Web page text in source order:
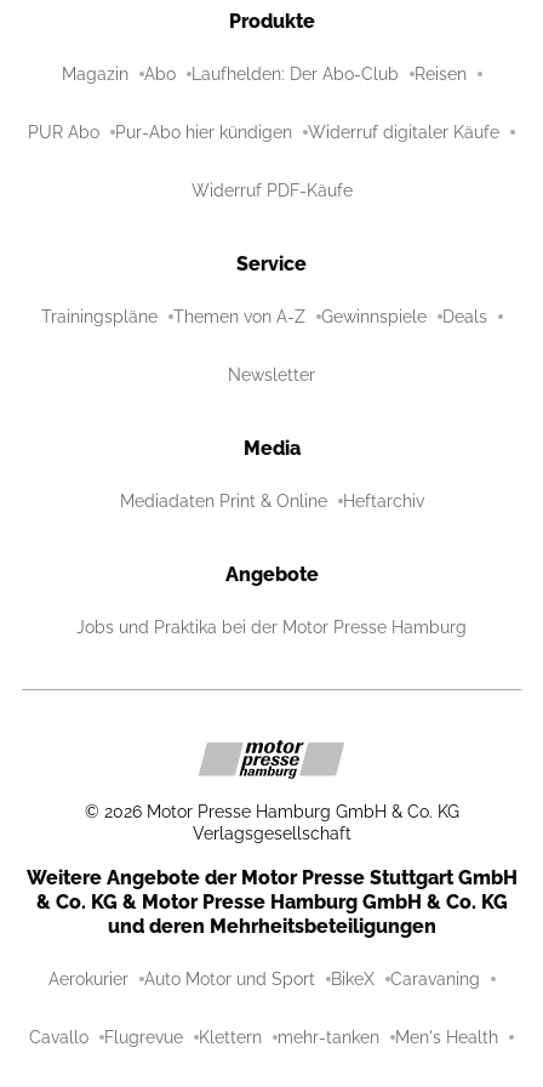
Produkte
Magazin Abo Laufhelden: Der Abo-Club Reisen
PUR Abo Pur-Abo hier kündigen Widerruf digitaler Käufe
Widerruf PDF-Käufe
Service
Trainingspläne Themen von A-Z Gewinnspiele Deals
Newsletter
Media
Mediadaten Print & Online Heftarchiv
Angebote
Jobs und Praktika bei der Motor Presse Hamburg
© 2026 Motor Presse Hamburg GmbH & Co. KG
Verlagsgesellschaft
Weitere Angebote der Motor Presse Stuttgart GmbH
& Co. KG & Motor Presse Hamburg GmbH & Co. KG
und deren Mehrheitsbeteiligungen
Aerokurier Auto Motor und Sport BikeX Caravaning
Cavallo Flugrevue Klettern mehr-tanken Men's Health